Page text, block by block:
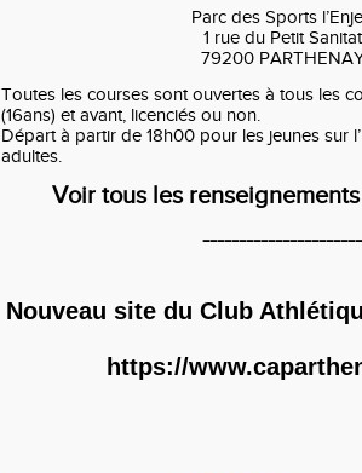
Parc des Sports
1 rue du Petit Sanitat
79200
Toutes les courses sont ouvertes à tous les
(16ans) et avant, licenciés ou non.
Départ à partir de 18h00 pour les jeunes sur
adultes.
Voir tous les
----------------------
Nouveau site du Club
https://